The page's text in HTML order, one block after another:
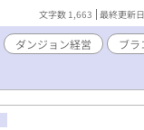
文字数 1,663 最終更新
ダンジョン経営 ブラ